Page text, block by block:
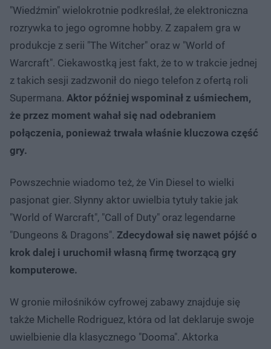
"Wiedźmin" wielokrotnie podkreślał, że elektroniczna
rozrywka to jego ogromne hobby. Z zapałem gra w
produkcje z serii "The Witcher" oraz w "World of
Warcraft". Ciekawostką jest fakt, że to w trakcie jednej
z takich sesji zadzwonił do niego telefon z ofertą roli
Supermana. Aktor później wspominał z uśmiechem,
że przez moment wahał się nad odebraniem
połączenia, ponieważ trwała właśnie kluczowa część
gry.
Powszechnie wiadomo też, że Vin Diesel to wielki
pasjonat gier. Słynny aktor uwielbia tytuły takie jak
"World of Warcraft", "Call of Duty" oraz legendarne
"Dungeons & Dragons". Zdecydował się nawet pójść o
krok dalej i uruchomił własną firmę tworzącą gry
komputerowe.
W gronie miłośników cyfrowej zabawy znajduje się
także Michelle Rodriguez, która od lat deklaruje swoje
uwielbienie dla klasycznego "Dooma". Aktorka